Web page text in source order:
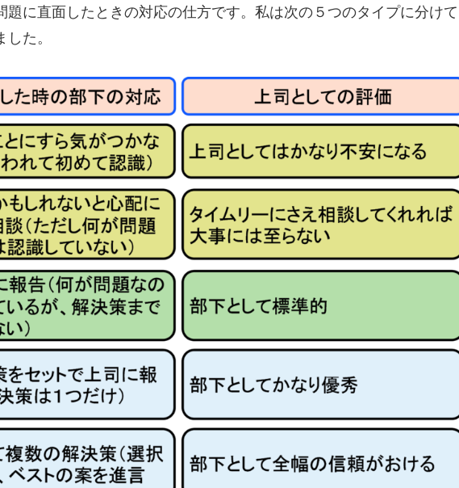
題に直面したときの対応の仕方です。私は次の５つのタイプに分けて
た。